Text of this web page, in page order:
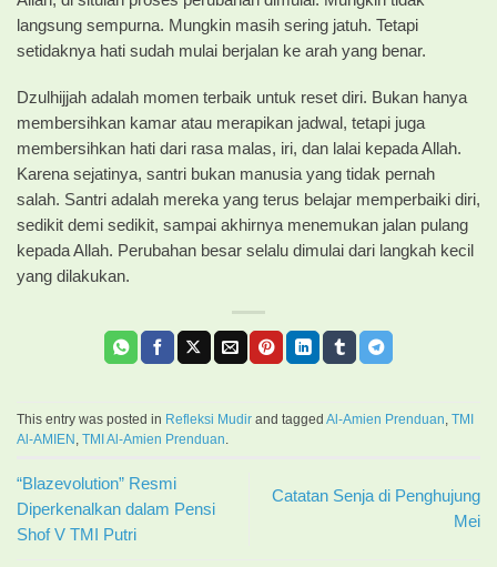
langsung sempurna. Mungkin masih sering jatuh. Tetapi
setidaknya hati sudah mulai berjalan ke arah yang benar.
Dzulhijjah adalah momen terbaik untuk reset diri. Bukan hanya
membersihkan kamar atau merapikan jadwal, tetapi juga
membersihkan hati dari rasa malas, iri, dan lalai kepada Allah.
Karena sejatinya, santri bukan manusia yang tidak pernah
salah. Santri adalah mereka yang terus belajar memperbaiki diri,
sedikit demi sedikit, sampai akhirnya menemukan jalan pulang
kepada Allah. Perubahan besar selalu dimulai dari langkah kecil
yang dilakukan.
This entry was posted in Refleksi Mudir and tagged Al-Amien Prenduan TMI
Al-AMIEN TMI Al-Amien Prenduan
“Blazevolution” Resmi
Diperkenalkan dalam Pensi
Shof V TMI Putri
Catatan Senja di Penghujung
Mei